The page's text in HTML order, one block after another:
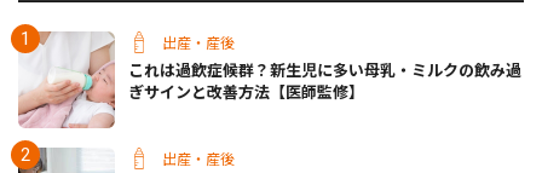
出産・産後
これは過飲症候群？新生児に多い母乳・ミルクの飲み過
ぎサインと改善方法【医師監修】
出産・産後